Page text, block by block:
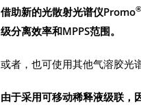
借助新的光散射光谱仪Promo®
级分离效率和MPPS范围。
或者，也可使用其他气溶胶光
由于采用可移动稀释液级联，